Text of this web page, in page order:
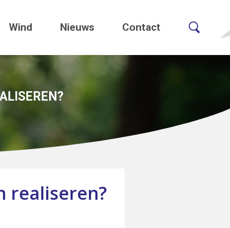
Wind Nieuws Contact
realiseren?